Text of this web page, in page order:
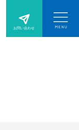
お問い合わせ
イ
ト
MENU
イ